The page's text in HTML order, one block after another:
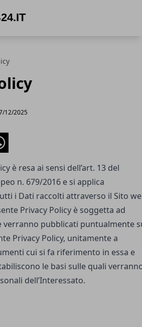
12/2025
è resa ai sensi dell’art. 13 del
n. 679/2016 e si applica
i Dati raccolti attraverso il Sito
Privacy Policy è soggetta ad
verranno pubblicati puntualmente
Privacy Policy, unitamente a
cui si fa riferimento in essa e
le basi sulle quali
dell’Interessato.